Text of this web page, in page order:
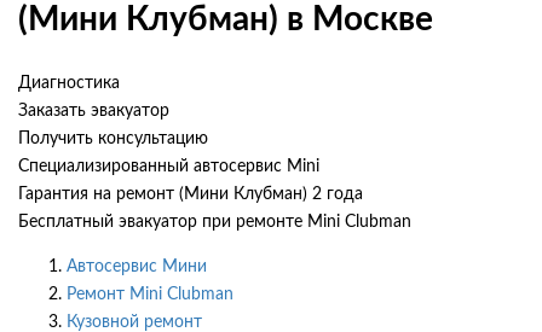
(Мини Клубман) в Москве
Диагностика
Заказать эвакуатор
Получить консультацию
Специализированный автосервис Mini
Гарантия на ремонт (Мини Клубман) 2 года
Бесплатный эвакуатор при ремонте Mini Clubman
Автосервис Мини
Ремонт Mini Clubman
Кузовной ремонт